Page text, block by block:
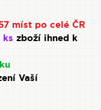
míst po celé ČR
ks zboží ihned k
Vaší